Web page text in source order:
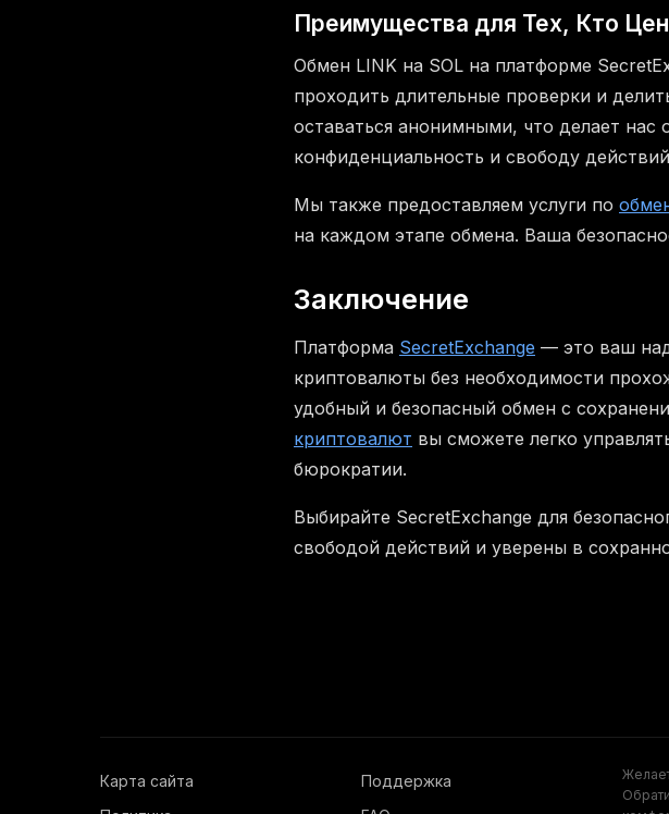
Преимущества для Тех, Кто
Обмен LINK на SOL на платформе
проходить длительные проверки и
оставаться анонимными, что делает
конфиденциальность и свободу
Мы также предоставляем услуги по
на каждом этапе обмена. Ваша
Заключение
Платформа SecretExchange — это ваш
криптовалюты без необходимости
удобный и безопасный обмен с
криптовалют вы сможете легко
бюрократии.
Выбирайте SecretExchange для
свободой действий и уверены в
Карта сайта
Поддержка